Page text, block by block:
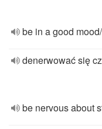
be in a good
denerwować się
be nervous about